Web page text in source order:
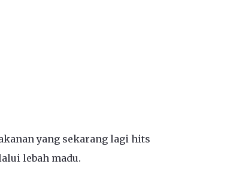
yang sekarang lagi hits
lebah madu.